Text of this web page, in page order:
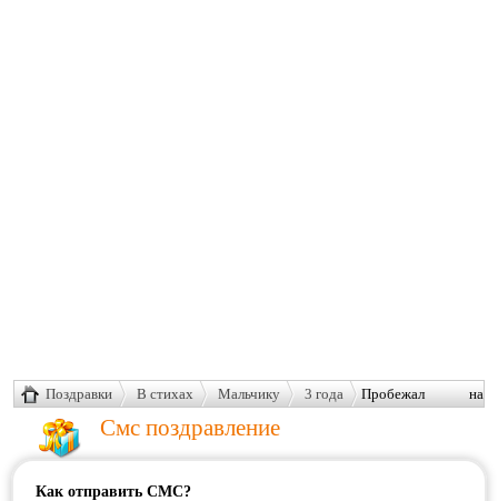
Поздравки В стихах Мальчику 3 года
Пробежал на
Смс поздравление
Как отправить СМС?